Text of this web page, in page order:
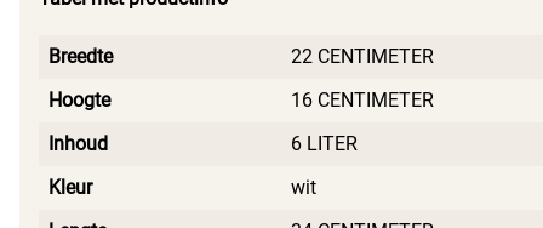
Breedte
22 CENTIMETER
Hoogte
16 CENTIMETER
Inhoud
6 LITER
Kleur
wit